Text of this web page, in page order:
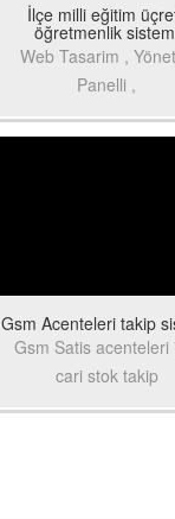
İlçe milli eğitim
öğretmenlik
Web Tasarim ,
Panelli ,
Gsm Acenteleri takip
Gsm Satis acenteleri
cari stok takip